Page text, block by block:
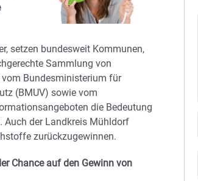
setzen bundesweit Kommunen,
Sammlung von
vom Bundesministerium für
(BMUV) sowie vom
die Bedeutung
Auch der Landkreis Mühldorf
zurückzugewinnen.
Chance auf den Gewinn von